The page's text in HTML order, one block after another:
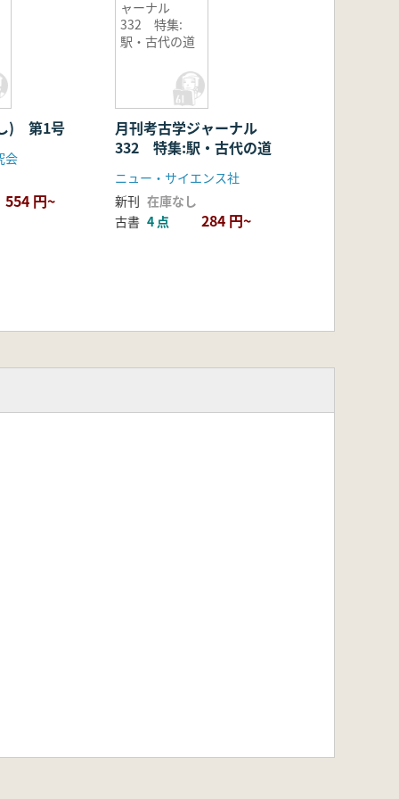
) 第1号
会
554 円~
ャーナル
332 特集:
駅・古代の道
月刊考古学ジャーナル
332 特集:駅・古代の道
ニュー・サイエンス社
新刊 在庫なし
古書 4 点 284 円~